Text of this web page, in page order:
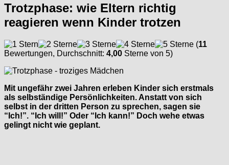
Trotzphase: wie Eltern richtig
reagieren wenn Kinder trotzen
(11
Bewertungen, Durchschnitt: 4,00 Sterne von 5)
Mit ungefähr zwei Jahren erleben Kinder sich erstmals
als selbständige Persönlichkeiten. Anstatt von sich
selbst in der dritten Person zu sprechen, sagen sie
“Ich!”. “Ich will!” Oder “Ich kann!” Doch wehe etwas
gelingt nicht wie geplant.